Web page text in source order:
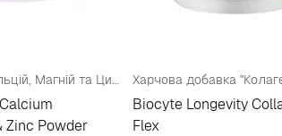
Комплекс "Кальцій, Магній та Цинк"
Zinc Powder
Biocyte Longevity
Flex